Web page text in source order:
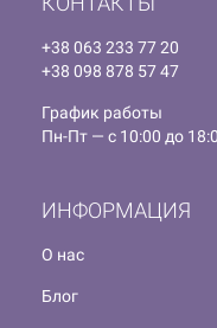
+38 063 233 77 20
+38 098 878 57 47
График работы
Пн-Пт — с 10:00 до
ИНФОРМАЦИЯ
О нас
Блог